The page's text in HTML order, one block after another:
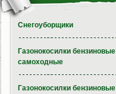
Снегоуборщики
Газонокосилки бензиновые
самоходные
Газонокосилки бензиновые